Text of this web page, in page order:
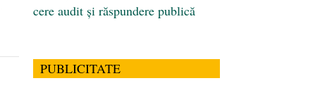
cere audit și răspundere publică
PUBLICITATE